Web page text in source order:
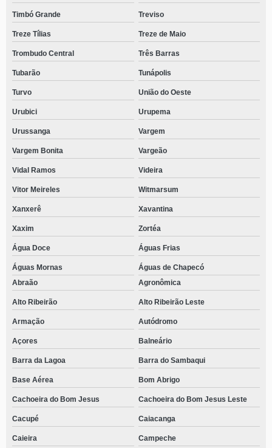
Timbó Grande Treviso
Treze Tílias Treze de Maio
Trombudo Central Três Barras
Tubarão Tunápolis
Turvo União do Oeste
Urubici Urupema
Urussanga Vargem
Vargem Bonita Vargeão
Vidal Ramos Videira
Vitor Meireles Witmarsum
Xanxerê Xavantina
Xaxim Zortéa
Água Doce Águas Frias
Águas Mornas
Águas de Chapecó
Abraão
Agronômica
Alto Ribeirão Alto Ribeirão Leste
Armação Autódromo
Açores Balneário
Barra da Lagoa Barra do Sambaqui
Base Aérea Bom Abrigo
Cachoeira do Bom Jesus Cachoeira do Bom Jesus Leste
Cacupé Caiacanga
Caieira Campeche